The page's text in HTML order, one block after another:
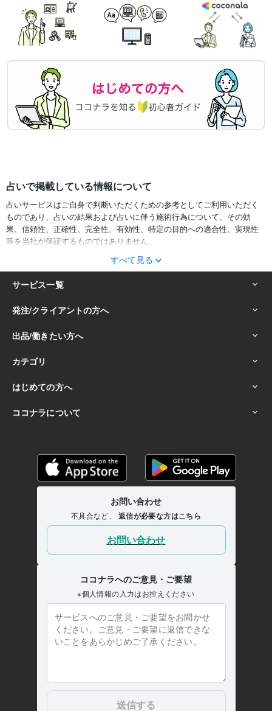
占いで掲載している情報について
占いサービスはご自身で判断いただくための参考としてご利用いただく
ものであり、占いの結果および占いに伴う施術行為について、その効
果、信頼性、正確性、完全性、有効性、特定の目的への適合性、実現性
等を当社が保証するものではありません。
サービスの結果をどのように利用するかは、お客様ご自身の自己責任に
おいて判断をお願いいたします。
占いの結果およびその内容を踏まえておこなったお客様の行動により生
ずる一切の損害について、当社および情報の提供者は一切責任を負いか
ねます。
すべて見る